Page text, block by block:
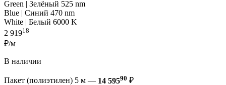
Green | Зелёный 525 nm
Blue | Синий 470 nm
White | Белый 6000 K
2 91918
₽/м
В наличии
Пакет (полиэтилен) 5 м — 14 59590 ₽